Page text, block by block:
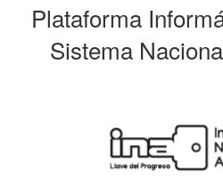
Plataforma
Sistema